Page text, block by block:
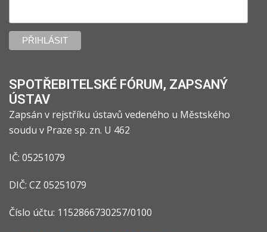
SPOTŘEBITELSKÉ FÓRUM, ZAPSANÝ
ÚSTAV
Zapsán v rejstříku ústavů vedeného u Městského
soudu v Praze sp. zn. U 462
IČ: 05251079
DIČ: CZ 05251079
Číslo účtu: 1152866730257/0100